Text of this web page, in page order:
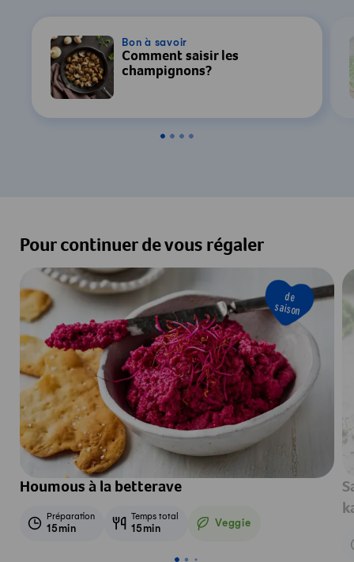
Bon à savoir
Comment saisir les
champignons?
Pour continuer de vous régaler
de
saison
Houmous à la betterave
Préparation
15min
Temps total
15min Veggie
Veggie